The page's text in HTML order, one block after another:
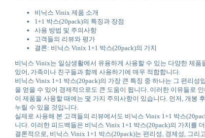
비닉스 Vinix 제품 소개
1+1 박스(20pack)의 특징과 장점
사용 방법 및 주의사항
고객들의 리뷰와 평가
결론: 비닉스 Vinix 1+1 박스(20pack)의 가치
비닉스 Vinix는 일상생활에서 유용하게 사용할 수 있는 다양한 제
있어, 가족이나 친구들과 함께 사용하기에 매우 적합합니다.
비닉스 Vinix 1+1 박스(20pack)의 가장 큰 특징 중 하나는 그 편리
을 얻을 수 있어 경제적으로도 큰 도움이 됩니다. 이러한 이유들로
이 제품을 사용할 때에는 몇 가지 주의사항이 있습니다. 먼저, 개봉
누릴 수 있을 것입니다.
실제로 사용해 본 고객들의 리뷰에서도 비닉스 Vinix 1+1 박스
니다. 이러한 피드백들은 비닉스 Vinix 1+1 박스(20pack)의 가치를
결론적으로, 비닉스 Vinix 1+1 박스(20pack)는 편리성, 경제성, 그